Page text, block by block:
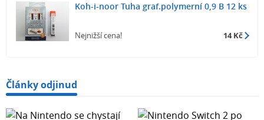
Koh-i-noor Tuha graf.polymerní 0,9 B 12 ks
Nejnižší cena! 14 Kč
Články odjinud